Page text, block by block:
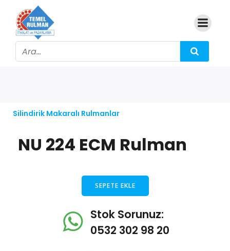
Silindirik Makaralı Rulmanlar
NU 224 ECM Rulman
SEPETE EKLE
Stok Sorunuz:
0532 302 98 20